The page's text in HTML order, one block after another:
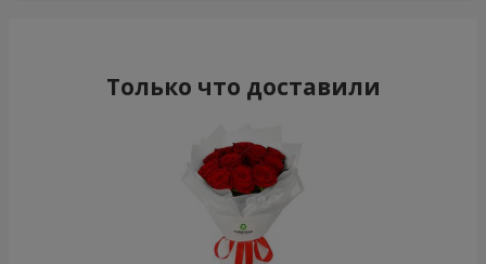
Только что доставили